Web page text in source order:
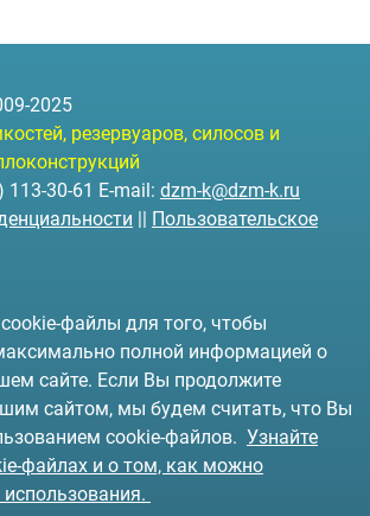
2025
резервуаров, силосов и
30-61 E-mail: dzm-k@dzm-k.ru
Пользовательское
файлы для того, чтобы
полной информацией о
сайте. Если Вы продолжите
сайтом, мы будем считать, что Вы
cookie-файлов. Узнайте
файлах и о том, как можно